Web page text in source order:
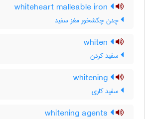
چدن چکشخور مغز سفید
سفید کردن
سفید کاری